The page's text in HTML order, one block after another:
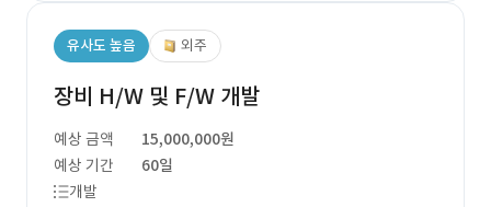
유사도 높음 외주
장비 H/W 및 F/W 개발
예상 금액
15,000,000원
예상 기간
60일
개발